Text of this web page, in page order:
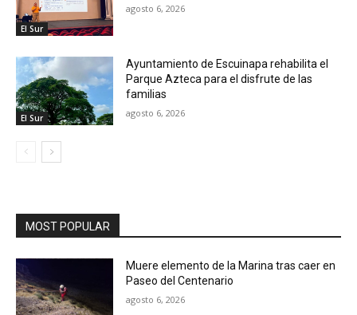
El Sur
agosto 6, 2026
El Sur
Ayuntamiento de Escuinapa rehabilita el
Parque Azteca para el disfrute de las
familias
agosto 6, 2026
MOST POPULAR
Muere elemento de la Marina tras caer en
Paseo del Centenario
agosto 6, 2026